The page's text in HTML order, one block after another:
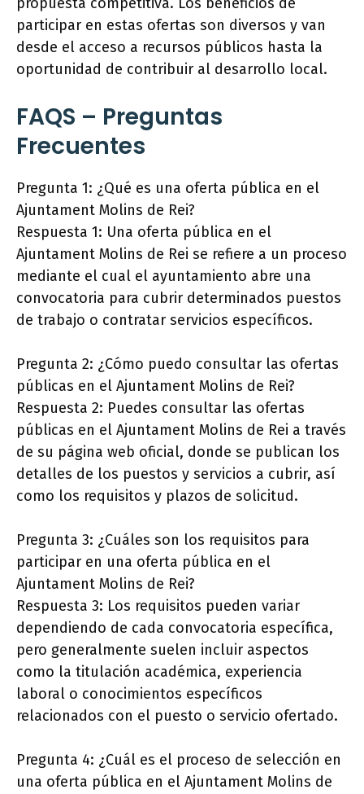
participar en estas ofertas son diversos y van
desde el acceso a recursos públicos hasta la
oportunidad de contribuir al desarrollo local.
FAQS – Preguntas
Frecuentes
Pregunta 1: ¿Qué es una oferta pública en el
Ajuntament Molins de Rei?
Respuesta 1: Una oferta pública en el
Ajuntament Molins de Rei se refiere a un proceso
mediante el cual el ayuntamiento abre una
convocatoria para cubrir determinados puestos
de trabajo o contratar servicios específicos.
Pregunta 2: ¿Cómo puedo consultar las ofertas
públicas en el Ajuntament Molins de Rei?
Respuesta 2: Puedes consultar las ofertas
públicas en el Ajuntament Molins de Rei a través
de su página web oficial, donde se publican los
detalles de los puestos y servicios a cubrir, así
como los requisitos y plazos de solicitud.
Pregunta 3: ¿Cuáles son los requisitos para
participar en una oferta pública en el
Ajuntament Molins de Rei?
Respuesta 3: Los requisitos pueden variar
dependiendo de cada convocatoria específica,
pero generalmente suelen incluir aspectos
como la titulación académica, experiencia
laboral o conocimientos específicos
relacionados con el puesto o servicio ofertado.
Pregunta 4: ¿Cuál es el proceso de selección en
una oferta pública en el Ajuntament Molins de